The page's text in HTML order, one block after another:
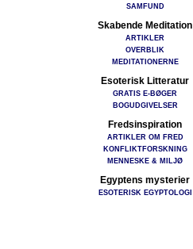
SAMFUND
Skabende Meditation
ARTIKLER
OVERBLIK
MEDITATIONERNE
Esoterisk Litteratur
GRATIS E-BØGER
BOGUDGIVELSER
Fredsinspiration
ARTIKLER OM FRED
KONFLIKTFORSKNING
MENNESKE & MILJØ
Egyptens mysterier
ESOTERISK EGYPTOLOGI